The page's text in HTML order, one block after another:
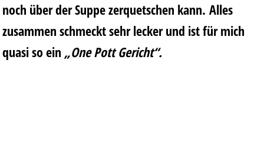
noch über der Suppe zerquetschen kann. Alles
zusammen schmeckt sehr lecker und ist für mich
quasi so ein „One Pott Gericht“.